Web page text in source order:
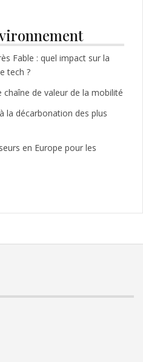
Fable : quel impact sur la
tech ?
de valeur de la mobilité
la décarbonation des plus
en Europe pour les